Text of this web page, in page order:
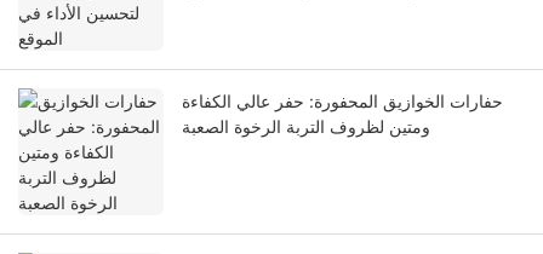
حفارات الخوازيق المحفورة: حفر عالي الكفاءة
ومتين لظروف التربة الرخوة الصعبة